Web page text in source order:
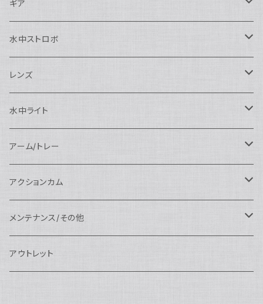
SEA&SEA
Canon用
Nauticam
SEA&SEA
Sony用
Nautciam
SEA&SEA
OM SYSTEM用
Nauticam
Panasonic用
Nauticam
FUJIFILM用
Nauticam
Nauticam
Nikon用
Canon用
SEA&SEA
Sony用
AOI
Nauticam
N120ドームポート
N120マクロポート
N100フラットポート
N100エクステンションリング
N100マウントコンバーター
SEA&SEA
ドームポート
マクロポート
ポートアクセサリー
AOI
ドームポート
フラットポート
FIX
アクセサリー
Athena
ドームポート
ギア
AOI
OM SYSTEM用
Nauticam
SEA&SEA
水中ストロボ
SEA&SEA
アクセサリー
AOI
アクセサリー
アクセサリー
weefine
アクセサリー
レンズ
マクロコンバージョンレンズ
Nauticam
AOI
ワイドコンバージョンレンズ
Nauticam
AOI
ワイドアングルコンバージョンポート
Nauticam
レンズオプション
AOI
水中ライト
大光量 3000ルーメン以上
リングライト
FIX
オプション
weefine
アーム/トレー
アーム
SEA&SEA
Nauticam
フロートアーム
Nauticam
クランプ
アクションカム
レンズ
AOI
グリップ/トレー/アーム
メンテナンス/その他
SEA&SEA
アウトレット